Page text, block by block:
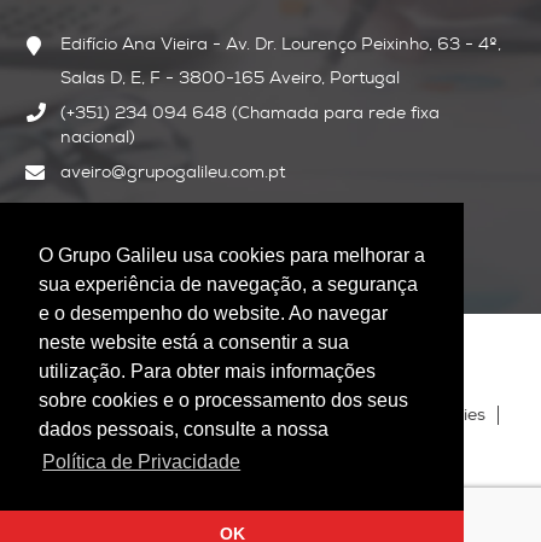
O Grupo Galileu usa cookies para melhorar a
sua experiência de navegação, a segurança
e o desempenho do website. Ao navegar
neste website está a consentir a sua
utilização. Para obter mais informações
sobre cookies e o processamento dos seus
dados pessoais, consulte a nossa
Política de Privacidade
OK
Edifício Ana Vieira - Av. Dr. Lourenço Peixinho, 63 - 4º,
Salas D, E, F - 3800-165 Aveiro, Portugal
(+351) 234 094 648 (Chamada para rede fixa
nacional)
aveiro@grupogalileu.com.pt
Política de Privacidade
Política de Cookies
Mapa do Site
Livro de Reclamações
Canal de Denúncia_Galileu Temporário